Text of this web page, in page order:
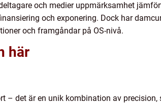
och medier uppmärksamhet
och exponering. Dock har
och framgåndar på OS-nivå.
här
– det är en unik kombination av